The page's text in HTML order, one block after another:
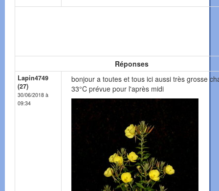
Réponses
Lapin4749
(27)
30/06/2018 à
09:34
bonjour a toutes et tous ici aussi très grosse
33°C prévue pour l'après midi